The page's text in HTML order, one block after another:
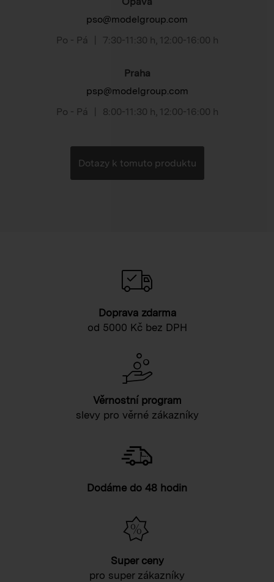
pso@modelgroup.com
Po - Pá
7:30-11:30 h 12:00-16:00 h
Praha
psp@modelgroup.com
Po - Pá
8:00-11:30 h 12:00-16:00 h
Dotazy k tomuto produktu
Doprava zdarma
od 5000 Kč bez DPH
Věrnostní program
slevy pro věrné zákazníky
Dodáme do 48 hodin
Super ceny
pro super zákazníky